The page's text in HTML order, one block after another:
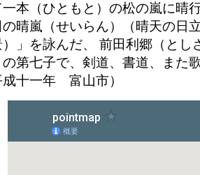
本（ひともと）の松の嵐に晴
の晴嵐（せいらん）（晴天の日
」を詠んだ、 前田利郷（とし
の第七子で、剣道、書道、また
成十一年 富山市）